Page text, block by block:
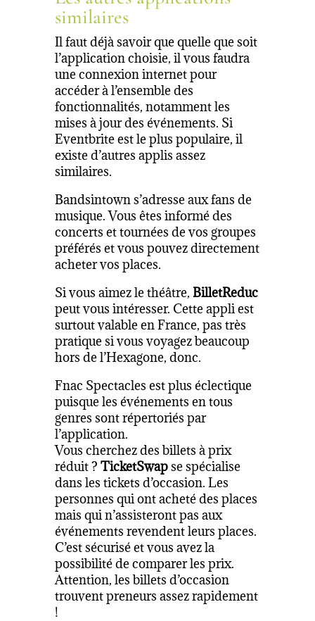
similaires
Il faut déjà savoir que quelle que soit
l’application choisie, il vous faudra
une connexion internet pour
accéder à l’ensemble des
fonctionnalités, notamment les
mises à jour des événements. Si
Eventbrite est le plus populaire, il
existe d’autres applis assez
similaires.
Bandsintown s’adresse aux fans de
musique. Vous êtes informé des
concerts et tournées de vos groupes
préférés et vous pouvez directement
acheter vos places.
Si vous aimez le théâtre,BilletReduc
peut vous intéresser. Cette appli est
surtout valable en France, pas très
pratique si vous voyagez beaucoup
hors de l’Hexagone, donc.
Fnac Spectacles est plus éclectique
puisque les événements en tous
genres sont répertoriés par
l’application.
Vous cherchez des billets à prix
réduit ?TicketSwapse spécialise
dans les tickets d’occasion. Les
personnes qui ont acheté des places
mais qui n’assisteront pas aux
événements revendent leurs places.
C’est sécurisé et vous avez la
possibilité de comparer les prix.
Attention, les billets d’occasion
trouvent preneurs assez rapidement
!